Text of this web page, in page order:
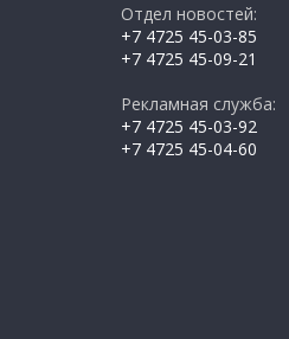
Отдел новостей:
+7 4725 45-03-85
+7 4725 45-09-21
Рекламная служба:
+7 4725 45-03-92
+7 4725 45-04-60